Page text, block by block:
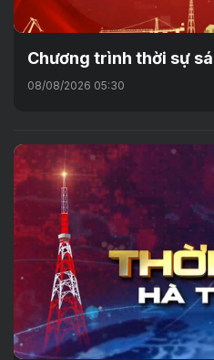
Chương trình thời sự
08/08/2026 05:30